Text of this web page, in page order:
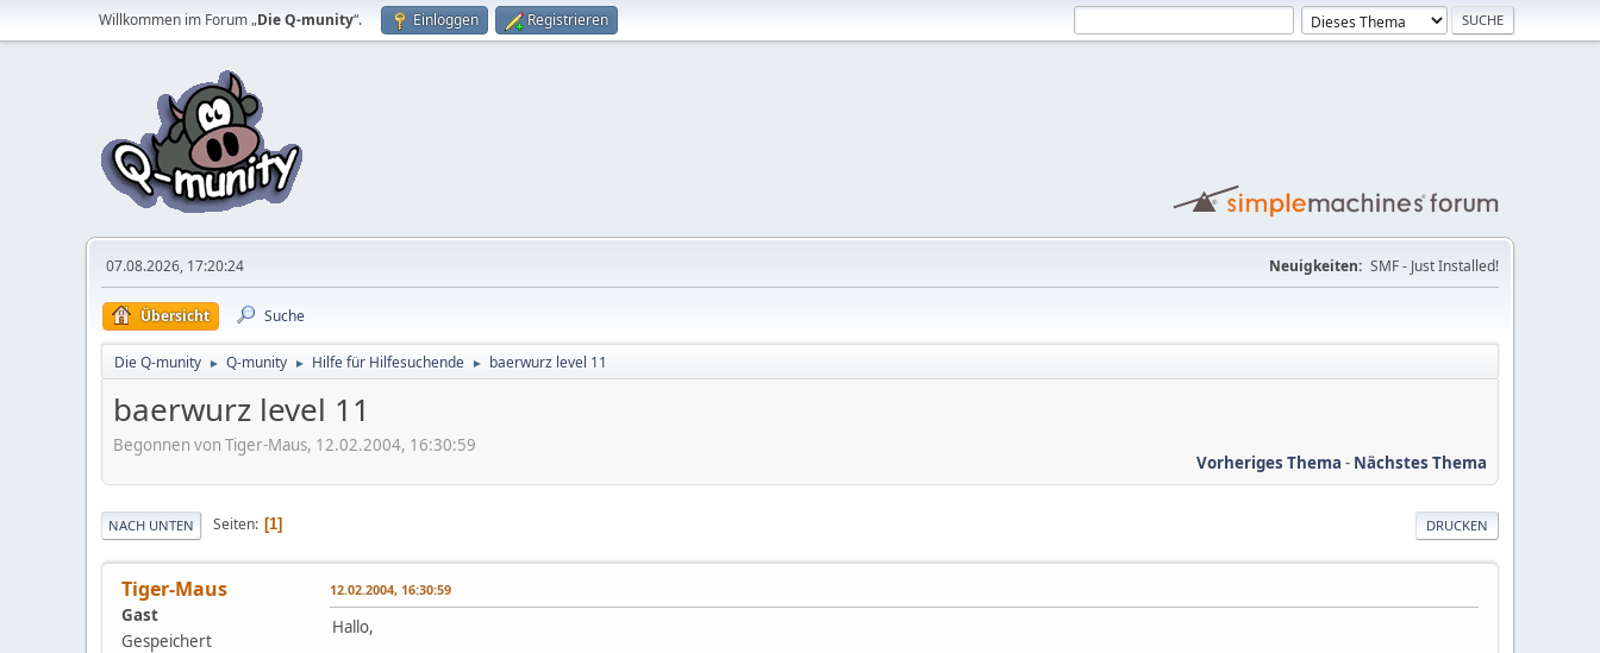
Willkommen im Forum „Die Q-munity“. Einloggen Registrieren
07.08.2026, 17:20:24 Neuigkeiten: SMF - Just Installed!
Übersicht Suche
Die Q-munity ► Q-munity ► Hilfe für Hilfesuchende ► baerwurz level 11
baerwurz level 11
Begonnen von Tiger-Maus, 12.02.2004, 16:30:59
Vorheriges Thema - Nächstes Thema
DRUCKEN
NACH UNTEN Seiten 1
Tiger-Maus
Gast
Gespeichert
12.02.2004, 16:30:59
Hallo,